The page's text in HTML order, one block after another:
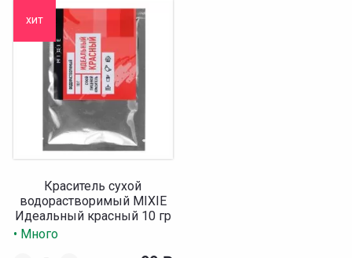
хит
Краситель сухой
водорастворимый MIXIE
Идеальный красный 10 гр
• Много